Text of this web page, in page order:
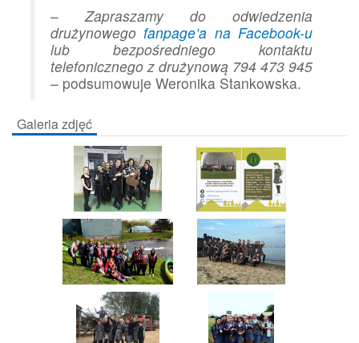
–Zapraszamy do odwiedzenia
drużynowegofanpage’a na Facebook-u
lub bezpośredniego kontaktu
telefonicznego z drużynową 794 473 945
– podsumowuje Weronika Stankowska.
Galeria zdjęć